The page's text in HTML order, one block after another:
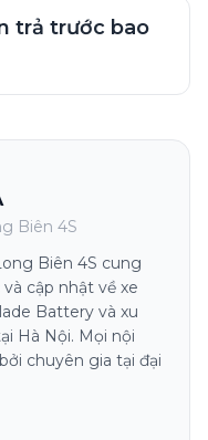
trả trước bao
Biên 4S
Biên 4S cung
cập nhật về xe
Battery và xu
Hà Nội. Mọi nội
chuyên gia tại đại